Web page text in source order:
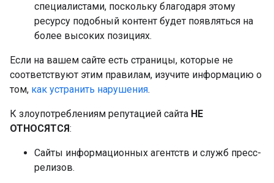
специалистами, поскольку благодаря этому
ресурсу подобный контент будет появляться на
более высоких позициях.
Если на вашем сайте есть страницы, которые не
соответствуют этим правилам, изучите информацию о
том, как устранить нарушения.
К злоупотреблениям репутацией сайта НЕ
ОТНОСЯТСЯ:
Сайты информационных агентств и служб пресс-
релизов.